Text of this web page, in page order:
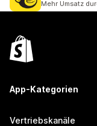
Mehr Umsatz
App-Kategorien
Vertriebskanäle